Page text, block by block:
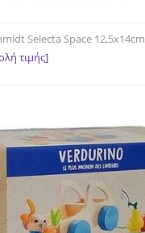
Selecta Space 12,5x14cm
τιμής]